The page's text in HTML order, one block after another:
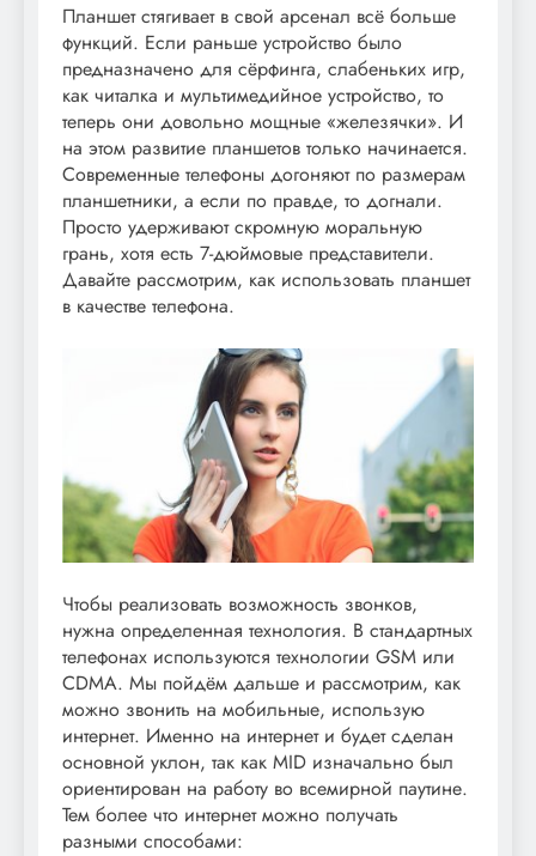
Планшет стягивает в свой арсенал всё больше
функций. Если раньше устройство было
предназначено для сёрфинга, слабеньких игр,
как читалка и мультимедийное устройство, то
теперь они довольно мощные «железячки». И
на этом развитие планшетов только начинается.
Современные телефоны догоняют по размерам
планшетники, а если по правде, то догнали.
Просто удерживают скромную моральную
грань, хотя есть 7-дюймовые представители.
Давайте рассмотрим, как использовать планшет
в качестве телефона.
Чтобы реализовать возможность звонков,
нужна определенная технология. В стандартных
телефонах используются технологии GSM или
CDMA. Мы пойдём дальше и рассмотрим, как
можно звонить на мобильные, использую
интернет. Именно на интернет и будет сделан
основной уклон, так как MID изначально был
ориентирован на работу во всемирной паутине.
Тем более что интернет можно получать
разными способами: